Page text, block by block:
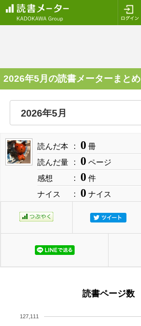
2026年5月の読書メーターまとめ
読んだ本 0 冊
読んだ量
0 ページ
感想
0 件
ナイス
0 ナイス
読書ページ数
127,111